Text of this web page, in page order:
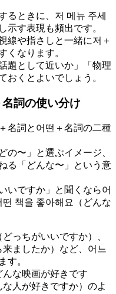
るときに、저 메뉴 주세
示す表現も頻出です。
線や指さしと一緒に저＋
くなります。
題として近いか」「物理
おくとよいでしょう。
詞の使い分け
名詞と어떤＋名詞の二種
の〜」と選ぶイメージ、
る「どんな〜」という意
いですか」と聞くなら어
책을 좋아해요（どんな
っちがいいですか）、
ましたか）など、어느
す。
な映画が好きです
人が好きですか）のよ